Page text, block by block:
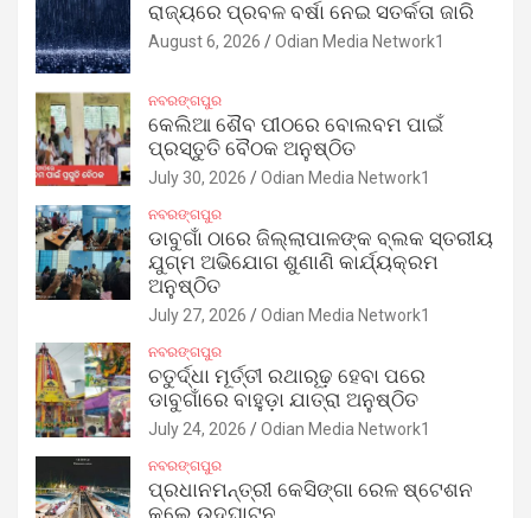
ରାଜ୍ୟରେ ପ୍ରବଳ ବର୍ଷା ନେଇ ସତର୍କତା ଜାରି
August 6, 2026 Odian Media Network1
ନବରଙ୍ଗପୁର
କେଲିଆ ଶୈବ ପୀଠରେ ବୋଲବମ ପାଇଁ
ପ୍ରସ୍ତୁତି ବୈଠକ ଅନୁଷ୍ଠିତ
July 30, 2026 Odian Media Network1
ନବରଙ୍ଗପୁର
ଡାବୁଗାଁ ଠାରେ ଜିଲ୍ଲାପାଳଙ୍କ ବ୍ଲକ ସ୍ତରୀୟ
ଯୁଗ୍ମ ଅଭିଯୋଗ ଶୁଣାଣି କାର୍ଯ୍ୟକ୍ରମ
ଅନୁଷ୍ଠିତ
July 27, 2026 Odian Media Network1
ନବରଙ୍ଗପୁର
ଚତୁର୍ଦ୍ଧା ମୂର୍ତ୍ତୀ ରଥାରୂଢ଼ ହେବା ପରେ
ଡାବୁଗାଁରେ ବାହୁଡ଼ା ଯାତ୍ରା ଅନୁଷ୍ଠିତ
July 24, 2026 Odian Media Network1
ନବରଙ୍ଗପୁର
ପ୍ରଧାନମନ୍ତ୍ରୀ କେସିଙ୍ଗା ରେଳ ଷ୍ଟେଶନ
କଲେ ଉଦ୍‌ଘାଟନ